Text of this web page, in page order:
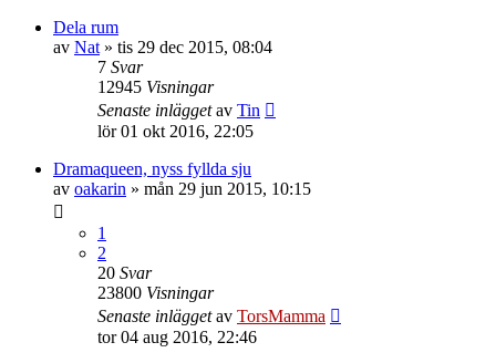
Dela rum
av Nat » tis 29 dec 2015, 08:04
7 Svar
12945 Visningar
Senaste inläggetav Tin
lör 01 okt 2016, 22:05
Dramaqueen, nyss fyllda sju
av oakarin » mån 29 jun 2015, 10:15
1
2
20 Svar
23800 Visningar
Senaste inläggetav TorsMamma
tor 04 aug 2016, 22:46